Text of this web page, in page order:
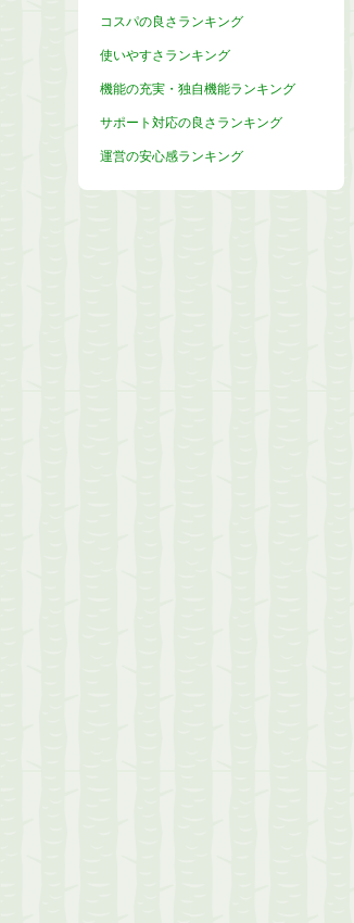
コスパの良さランキング
使いやすさランキング
機能の充実・独自機能ランキング
サポート対応の良さランキング
運営の安心感ランキング